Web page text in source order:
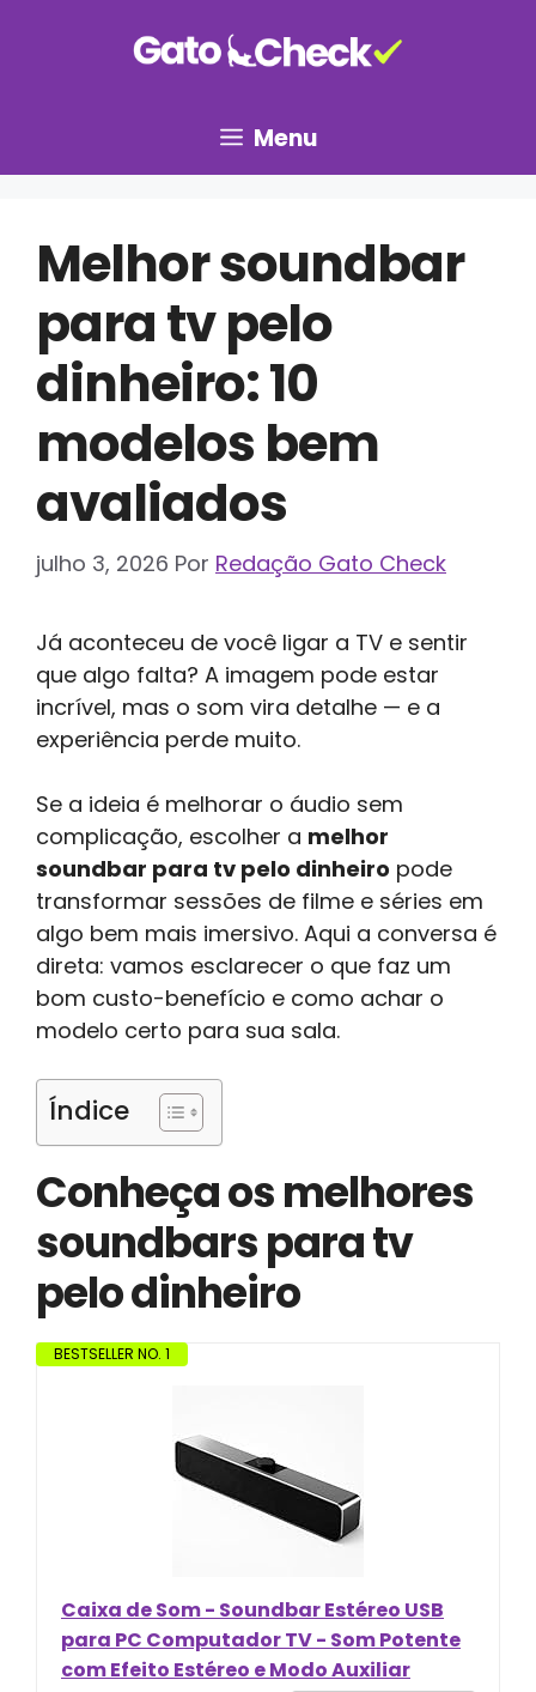
Menu
Melhor soundbar
para tv pelo
dinheiro: 10
modelos bem
avaliados
julho 3, 2026 Por Redação Gato Check
Já aconteceu de você ligar a TV e sentir
que algo falta? A imagem pode estar
incrível, mas o som vira detalhe — e a
experiência perde muito.
Se a ideia é melhorar o áudio sem
complicação, escolher a melhor
soundbar para tv pelo dinheiro pode
transformar sessões de filme e séries em
algo bem mais imersivo. Aqui a conversa é
direta: vamos esclarecer o que faz um
bom custo-benefício e como achar o
modelo certo para sua sala.
Índice
Conheça os melhores
soundbars para tv
pelo dinheiro
BESTSELLER NO. 1
Caixa de Som - Soundbar Estéreo USB
para PC Computador TV - Som Potente
com Efeito Estéreo e Modo Auxiliar